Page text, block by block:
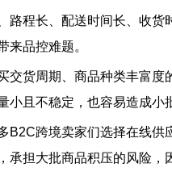
路程长、配送时间长、收货
来品控难题。
交货周期、商品种类丰富
小且不稳定，也容易造成小
B2C跨境卖家们选择在线
承担大批商品积压的风险